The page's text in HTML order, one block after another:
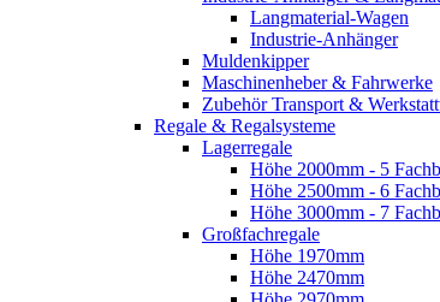
Langmaterial-Wagen
Industrie-Anhänger
Muldenkipper
Maschinenheber & Fahrwerke
Zubehör Transport &
Regale & Regalsysteme
Lagerregale
Höhe 2000mm - 5
Höhe 2500mm - 6
Höhe 3000mm - 7
Großfachregale
Höhe 1970mm
Höhe 2470mm